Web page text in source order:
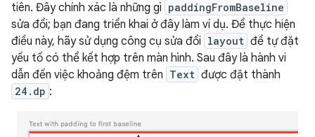
tiên. Đây chính xác là những gì paddingFromBaseline
sửa đổi; bạn đang triển khai ở đây làm ví dụ. Để thực hiện
điều này, hãy sử dụng công cụ sửa đổi layout để tự đặt
yếu tố có thể kết hợp trên màn hình. Sau đây là hành vi
dẫn đến việc khoảng đệm trên Text được đặt thành
24.dp :